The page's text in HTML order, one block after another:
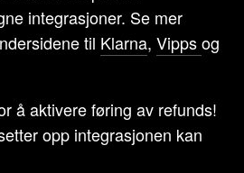
integrasjoner. Se mer
til Klarna, Vippsog
å aktivere føring av refunds!
opp integrasjonen kan